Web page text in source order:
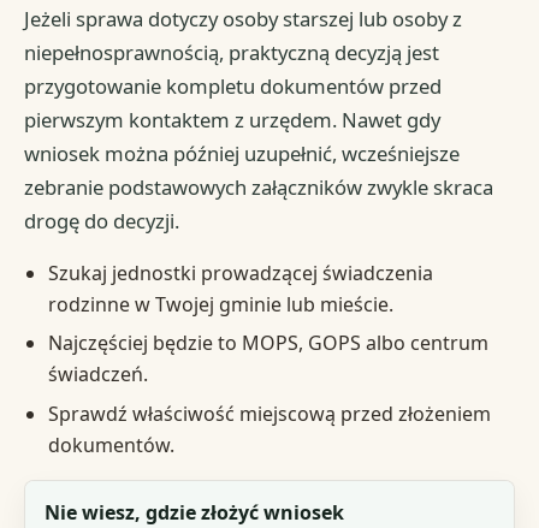
Jeżeli sprawa dotyczy osoby starszej lub osoby z
niepełnosprawnością, praktyczną decyzją jest
przygotowanie kompletu dokumentów przed
pierwszym kontaktem z urzędem. Nawet gdy
wniosek można później uzupełnić, wcześniejsze
zebranie podstawowych załączników zwykle skraca
drogę do decyzji.
Szukaj jednostki prowadzącej świadczenia
rodzinne w Twojej gminie lub mieście.
Najczęściej będzie to MOPS, GOPS albo centrum
świadczeń.
Sprawdź właściwość miejscową przed złożeniem
dokumentów.
Sytuacja
Nie wiesz, gdzie złożyć wniosek